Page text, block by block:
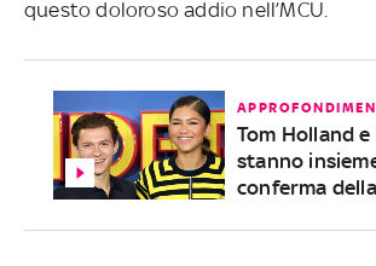
questo doloroso addio nell’MCU.
Tom Holland
stanno
conferma